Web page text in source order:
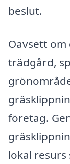
beslut.
Oavsett
trädgård,
företag.
lokal